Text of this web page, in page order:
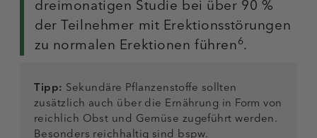
dreimonatigen Studie bei über 90 %
der Teilnehmer mit Erektionsstörungen
zu normalen Erektionen führen6.
Tipp: Sekundäre Pflanzenstoffe sollten
zusätzlich auch über die Ernährung in Form von
reichlich Obst und Gemüse zugeführt werden.